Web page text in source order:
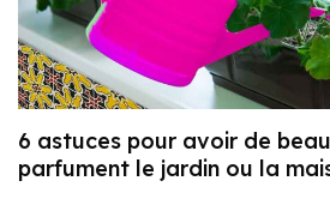
6 astuces pour avoir de
parfument le jardin ou la